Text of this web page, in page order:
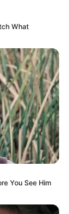
What
You See Him